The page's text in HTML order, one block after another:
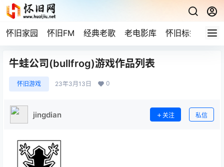
怀旧家园 怀旧FM 经典老歌 老电影库 怀旧标签 网
牛蛙公司(bullfrog)游戏作品列表
怀旧游戏 23年3月13日 0
jingdian 关注 私信